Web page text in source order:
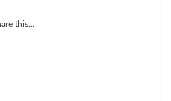
this...